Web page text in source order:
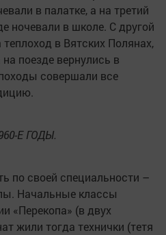
в палатке, а на третий
ночевали в школе. С другой
в Вятских Полянах,
поезде вернулись в
совершали все
Е ГОДЫ.
по своей специальности –
Начальные классы
«Перекопа» (в двух
жили тогда технички (тетя